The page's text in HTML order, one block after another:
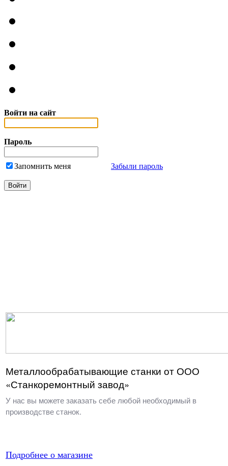
Войти на сайт
Пароль
Запомнить меня Забыли пароль
Металлообрабатывающие станки от ООО
«Станкоремонтный завод»
У нас вы можете заказать себе любой необходимый в
производстве станок.
Подробнее о магазине